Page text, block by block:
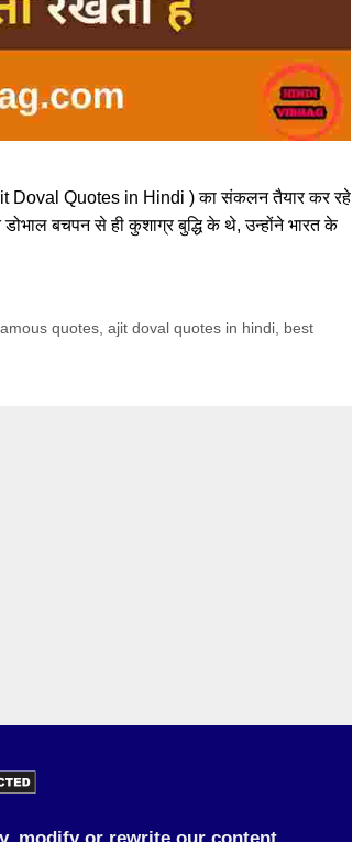
Doval Quotes in Hindi ) का संकलन तैयार कर रहे
बचपन से ही कुशाग्र बुद्धि के थे, उन्होंने भारत के
quotes, ajit doval quotes in hindi,
best